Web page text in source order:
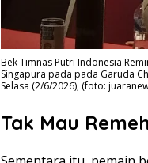
Bek Timnas Putri Indonesia
Singapura pada pada Garuda
Selasa (2/6/2026), (foto:
Tak Mau